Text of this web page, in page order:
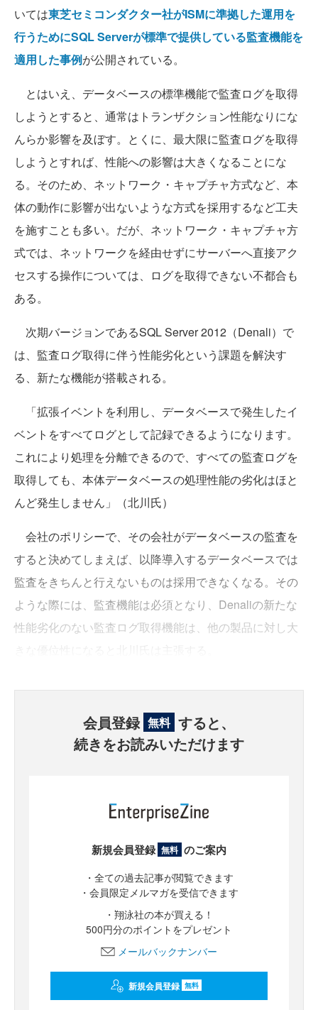
いては東芝セミコンダクター社がISMに準拠した運用を
行うためにSQL Serverが標準で提供している監査機能を
適用した事例が公開されている。
とはいえ、データベースの標準機能で監査ログを取得
しようとすると、通常はトランザクション性能なりにな
んらか影響を及ぼす。とくに、最大限に監査ログを取得
しようとすれば、性能への影響は大きくなることにな
る。そのため、ネットワーク・キャプチャ方式など、本
体の動作に影響が出ないような方式を採用するなど工夫
を施すことも多い。だが、ネットワーク・キャプチャ方
式では、ネットワークを経由せずにサーバーへ直接アク
セスする操作については、ログを取得できない不都合も
ある。
次期バージョンであるSQL Server 2012（Denali）で
は、監査ログ取得に伴う性能劣化という課題を解決す
る、新たな機能が搭載される。
「拡張イベントを利用し、データベースで発生したイ
ベントをすべてログとして記録できるようになります。
これにより処理を分離できるので、すべての監査ログを
取得しても、本体データベースの処理性能の劣化はほと
んど発生しません」（北川氏）
会社のポリシーで、その会社がデータベースの監査を
すると決めてしまえば、以降導入するデータベースでは
監査をきちんと行えないものは採用できなくなる。その
ような際には、監査機能は必須となり、Denaliの新たな
性能劣化のない監査ログ取得機能は、他の製品に対し大
会員登録 無料 すると、
続きをお読みいただけます
新規会員登録 無料 のご案内
・全ての過去記事が閲覧できます
・会員限定メルマガを受信できます
・翔泳社の本が買える！
500円分のポイントをプレゼント
メールバックナンバー
新規会員登録 無料